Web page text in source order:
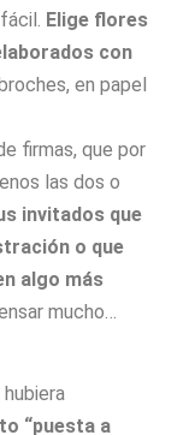
Elige flores
con
en papel
firmas, que por
las dos o
invitados que
o que
algo más
mucho…
“puesta a